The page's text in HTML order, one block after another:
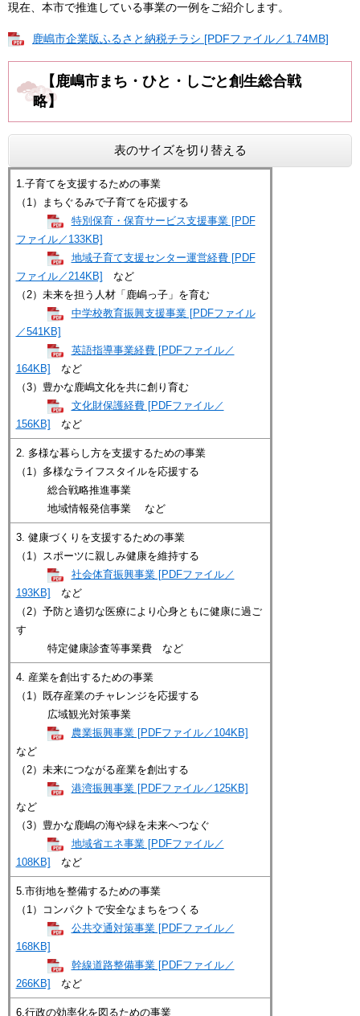
現在、本市で推進している事業の一例をご紹介します。
鹿嶋市企業版ふるさと納税チラシ [PDFファイル／1.74MB]
【鹿嶋市まち・ひと・しごと創生総合戦
略】
表のサイズを切り替える
1.子育てを支援するための事業
（1）まちぐるみで子育てを応援する
特別保育・保育サービス支援事業 [PDF
ファイル／133KB]
地域子育て支援センター運営経費 [PDF
ファイル／214KB] など
（2）未来を担う人材「鹿嶋っ子」を育む
中学校教育振興支援事業 [PDFファイル
／541KB]
英語指導事業経費 [PDFファイル／
164KB] など
（3）豊かな鹿嶋文化を共に創り育む
文化財保護経費 [PDFファイル／
156KB] など
2. 多様な暮らし方を支援するための事業
（1）多様なライフスタイルを応援する
総合戦略推進事業
地域情報発信事業 など
3. 健康づくりを支援するための事業
（1）スポーツに親しみ健康を維持する
社会体育振興事業 [PDFファイル／
193KB] など
（2）予防と適切な医療により心身ともに健康に過ご
す
特定健康診査等事業費 など
4. 産業を創出するための事業
（1）既存産業のチャレンジを応援する
広域観光対策事業
農業振興事業 [PDFファイル／104KB]
など
（2）未来につながる産業を創出する
港湾振興事業 [PDFファイル／125KB]
など
（3）豊かな鹿嶋の海や緑を未来へつなぐ
地域省エネ事業 [PDFファイル／
108KB] など
5.市街地を整備するための事業
（1）コンパクトで安全なまちをつくる
公共交通対策事業 [PDFファイル／
168KB]
幹線道路整備事業 [PDFファイル／
266KB] など
6.行政の効率化を図るための事業